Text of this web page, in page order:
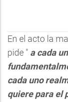
En el acto la
pide " a cada
cada uno
quiere para el